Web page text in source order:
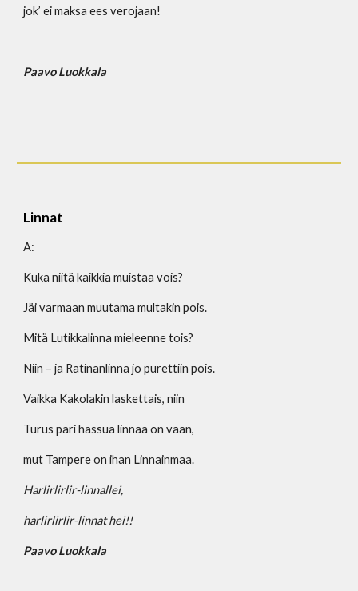
jok’ ei maksa ees verojaan!
Paavo Luokkala
Linnat
A:
Kuka niitä kaikkia muistaa vois?
Jäi varmaan muutama multakin pois.
Mitä Lutikkalinna mieleenne tois?
Niin – ja Ratinanlinna jo purettiin pois.
Vaikka Kakolakin laskettais, niin
Turus pari hassua linnaa on vaan,
mut Tampere on ihan Linnainmaa.
Harlirlirlir-linnallei,
harlirlirlir-linnat hei!!
Paavo Luokkala